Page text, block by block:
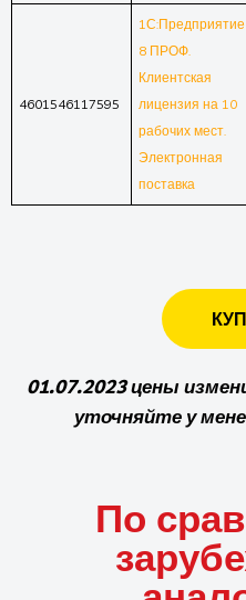
4601546117595
1С:Предприятие
8 ПРОФ.
Клиентская
лицензия на 10
рабочих мест.
Электронная
поставка
01.07.2023 цены
уточняйте у
По